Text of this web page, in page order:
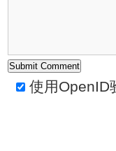
使用OpenID